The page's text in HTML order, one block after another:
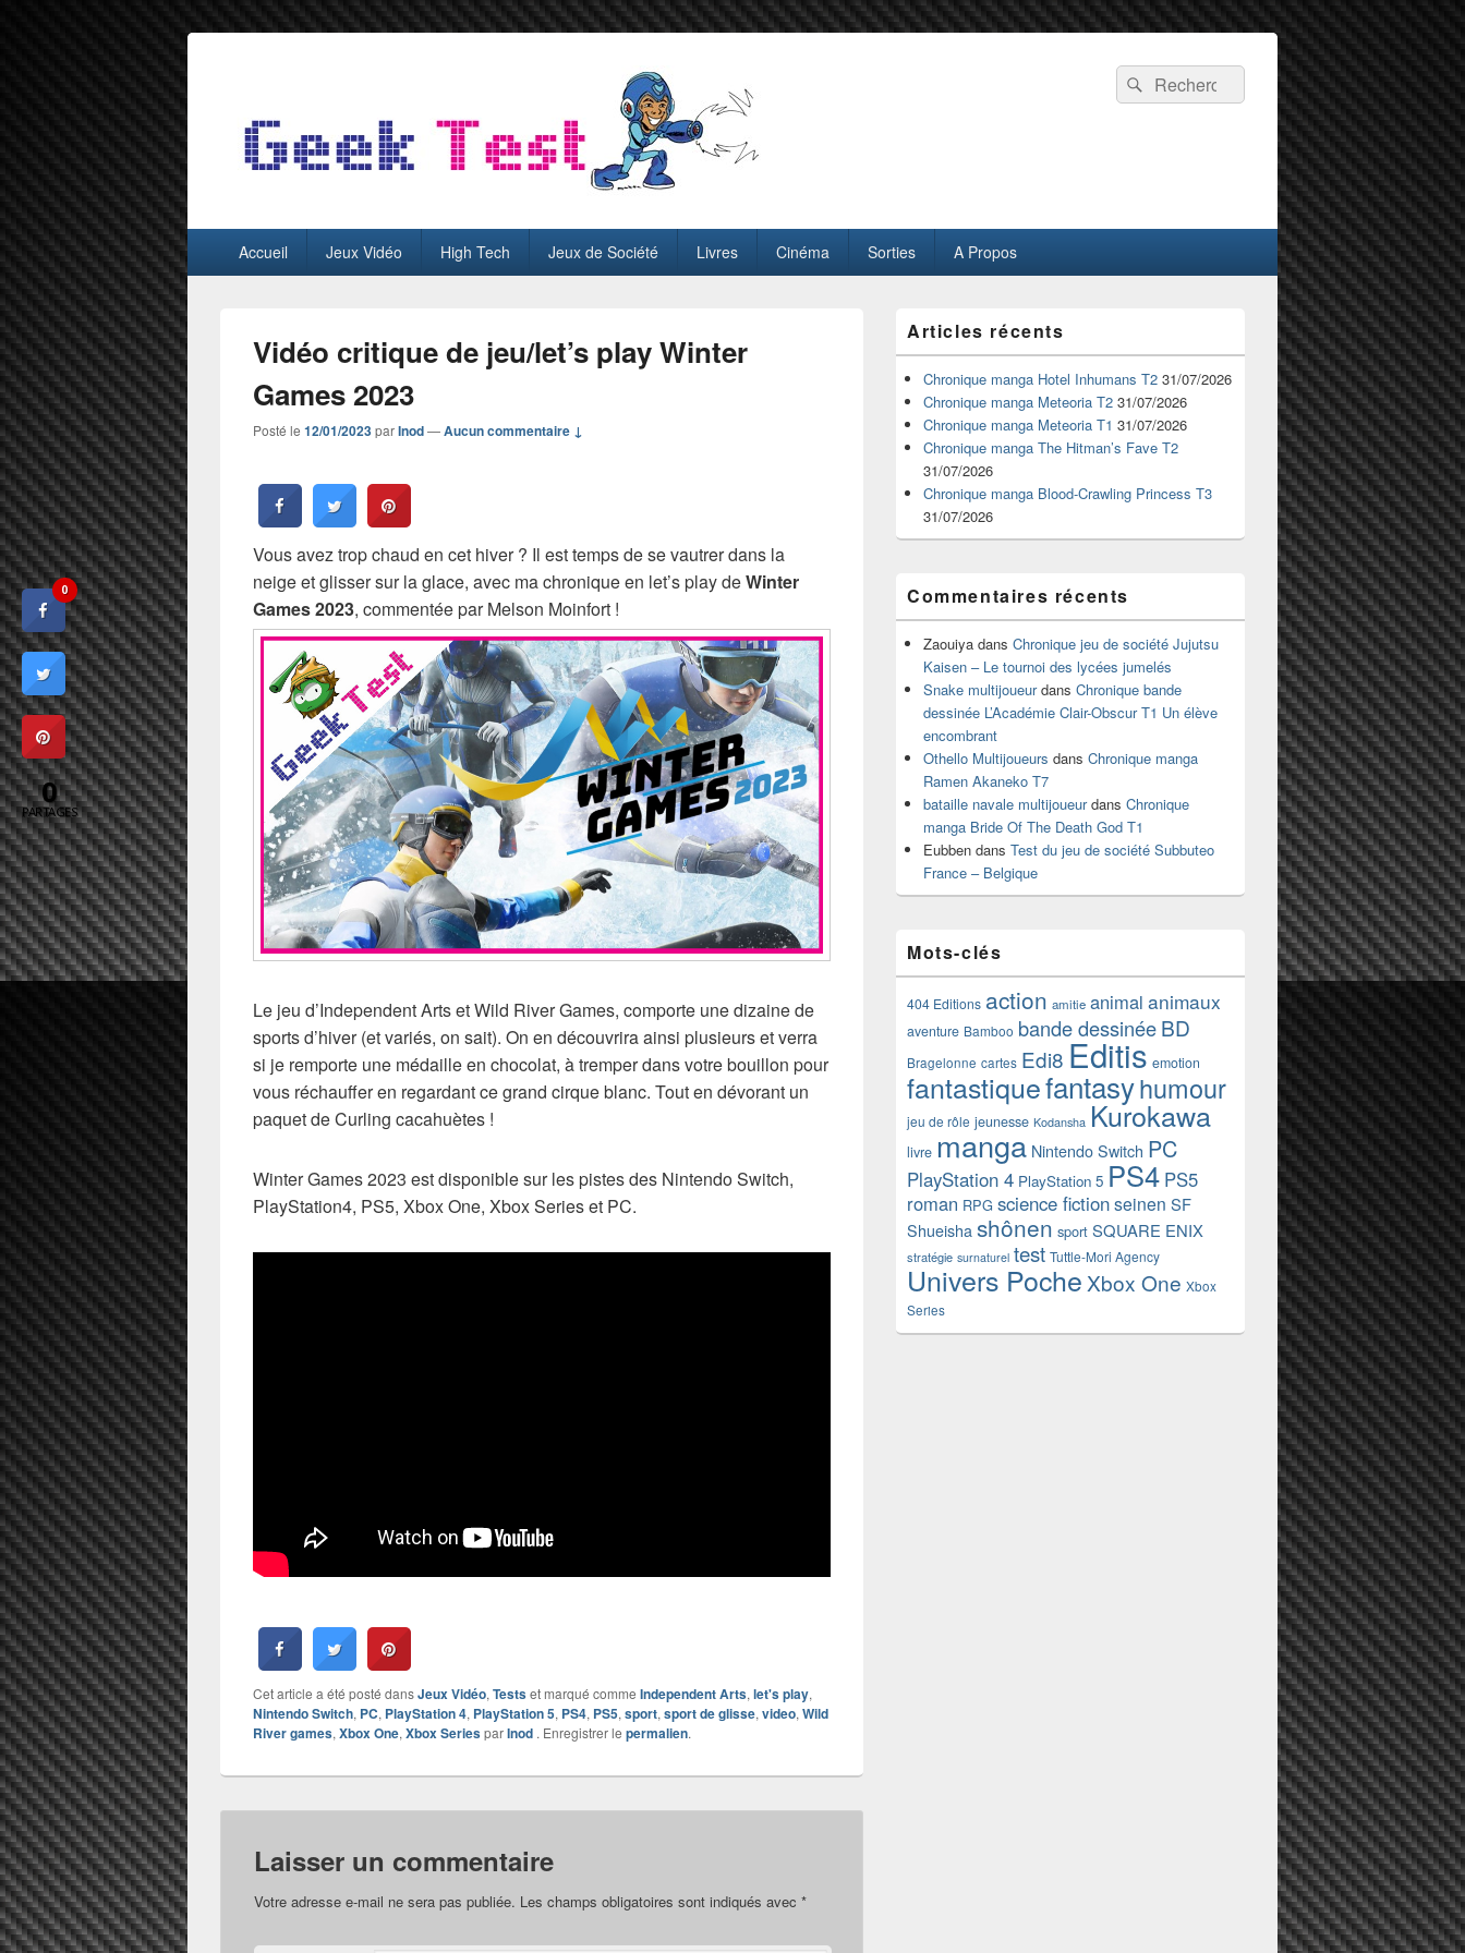
GeekTest
Recherche :
Rechercher
principalAccueil Jeux Vidéo High Tech Jeux de Société Livres Cinéma Sorties A Propos
Vidéo critique de jeu/let’s play Winter
Games 2023
Posté le 12/01/2023parInod—Aucun commentaire ↓
Vous avez trop chaud en cet hiver ? Il est temps de se vautrer dans la
neige et glisser sur la glace, avec ma chronique en let’s play deWinter
Games 2023, commentée par Melson Moinfort !
Le jeu d’Independent Arts et Wild River Games, comporte une dizaine de
sports d’hiver (et variés, on sait). On en découvrira ainsi plusieurs et verra
si je remporte une médaille en chocolat, à tremper dans votre bouillon pour
vous réchauffer en regardant ce grand cirque blanc. Tout en dévorant un
paquet de Curling cacahuètes !
Winter Games 2023 est disponible sur les pistes des Nintendo Switch,
PlayStation4, PS5, Xbox One, Xbox Series et PC.
Cet article a été posté dansJeux Vidéo,Testset marqué comme Independent Arts,let's play,
Nintendo Switch, PC, PlayStation 4, PlayStation 5, PS4, PS5,sport,sport de glisse,video,Wild
River games,Xbox One,Xbox SeriesparInod . Enregistrer le permalien.
Laisser un commentaire
Votre adresse e-mail ne sera pas publiée. Les champs obligatoires sont indiqués avec *
principale
de
widget
pour
barre
latérale
Articles récents
Chronique manga Hotel Inhumans T2 31/07/2026
Chronique manga Meteoria T2 31/07/2026
Chronique manga Meteoria T1 31/07/2026
Chronique manga The Hitman’s Fave T2
31/07/2026
Chronique manga Blood-Crawling Princess T3
31/07/2026
Commentaires récents
Zaouiya dans Chronique jeu de société Jujutsu
Kaisen – Le tournoi des lycées jumelés
Snake multijoueurdans Chronique bande
dessinée L’Académie Clair-Obscur T1 Un élève
encombrant
Othello Multijoueurs dans Chronique manga
Ramen Akaneko T7
bataille navale multijoueurdans Chronique
manga Bride Of The Death God T1
Eubben dans Test du jeu de société Subbuteo
France – Belgique
Mots-clés
404 Editions action amitie animal animaux
aventure Bamboo bande dessinéeBD
Bragelonne cartes Edi8 Editis emotion
fantastiquefantasyhumour
jeu de rôle jeunesse Kodansha Kurokawa
livre manga Nintendo Switch PC
PlayStation 4 PlayStation 5 PS4 PS5
roman RPG science fictionseinen SF
Shueisha shônen sport SQUARE ENIX
stratégie surnaturel test Tuttle-Mori Agency
Univers Poche Xbox One Xbox
Series
0
0
PARTAGES